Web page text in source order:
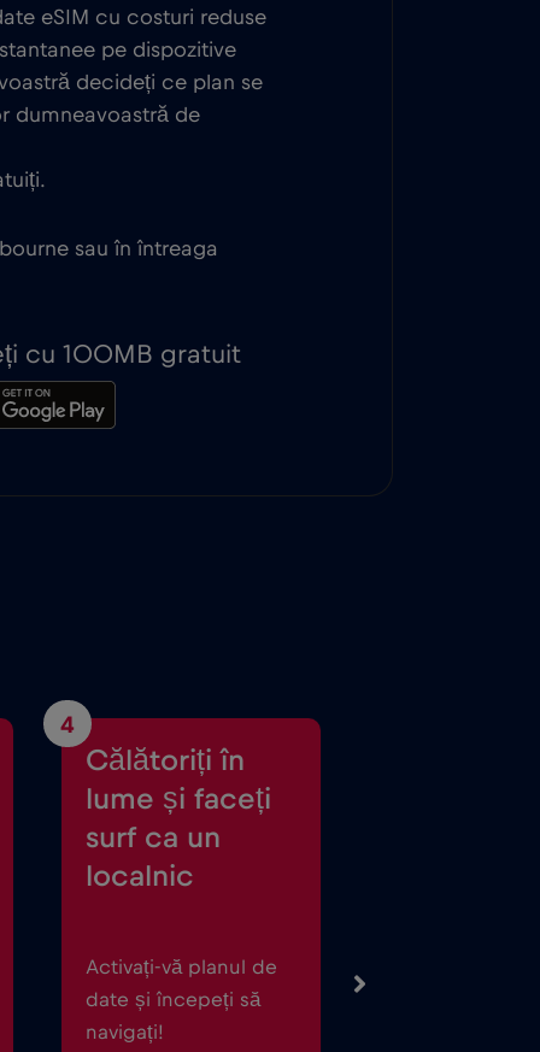
eSIM cu costuri reduse
pe dispozitive
decideți ce plan se
dumneavoastră de
sau în întreaga
cu 100MB gratuit
4
Călătoriți în
lume și faceți
surf ca un
localnic
Activați-vă planul de
date și începeți să
navigați!